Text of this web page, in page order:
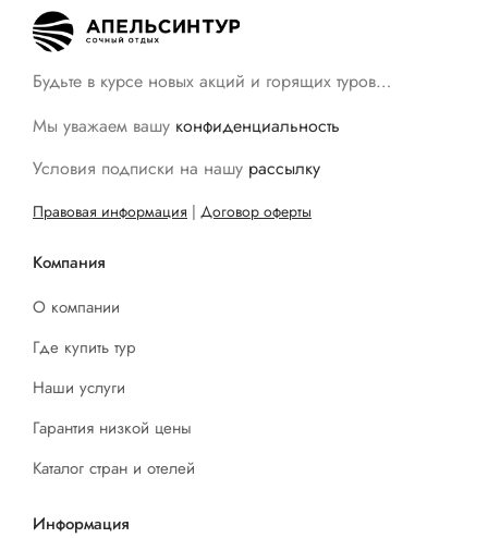
Будьте в курсе новых акций и горящих туров…
Мы уважаем вашу конфиденциальность
Условия подписки на нашу рассылку
Правовая информация | Договор оферты
Компания
О компании
Где купить тур
Наши услуги
Гарантия низкой цены
Каталог стран и отелей
Информация